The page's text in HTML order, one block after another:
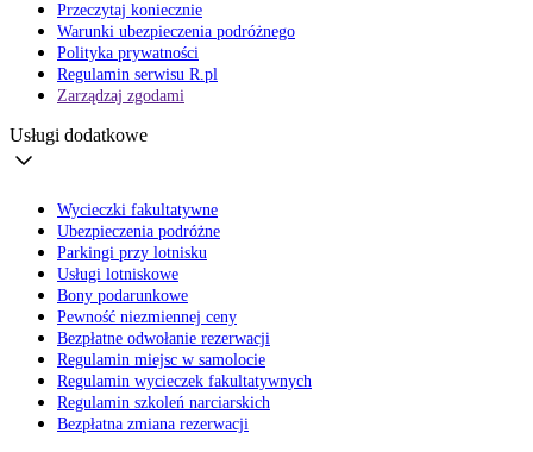
Przeczytaj koniecznie
Warunki ubezpieczenia podróżnego
Polityka prywatności
Regulamin serwisu R.pl
Zarządzaj zgodami
Usługi dodatkowe
Wycieczki fakultatywne
Ubezpieczenia podróżne
Parkingi przy lotnisku
Usługi lotniskowe
Bony podarunkowe
Pewność niezmiennej ceny
Bezpłatne odwołanie rezerwacji
Regulamin miejsc w samolocie
Regulamin wycieczek fakultatywnych
Regulamin szkoleń narciarskich
Bezpłatna zmiana rezerwacji